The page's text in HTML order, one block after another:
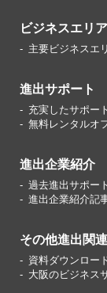
ビジネスエリア
主要ビジネスエ
進出サポート
充実したサポー
無料レンタルオ
進出企業紹介
過去進出サポー
進出企業紹介記
その他進出関
資料ダウンロー
大阪のビジネス